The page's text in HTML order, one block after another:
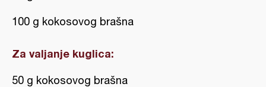
100 g kokosovog brašna
Za valjanje kuglica:
50 g kokosovog brašna